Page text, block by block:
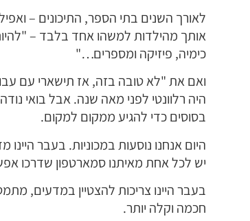
לאורך השנים בתי הספר, התיכונים –
אותך מהילדות למשהו אחד בלבד –
כימיה, פיזיקה ומספרים…"
ואם את "לא טובה בזה, אז תישארי עם
היה רלוונטי לפני מאה שנה.אבל בואי
בסוסים כדי להגיע ממקום למקום.
היום אנחנו נוסעות במכוניות. בעבר היינו
יש לכל אחת מאיתנו סמארטפון שדרכו
בעבר היינו צריכות להצטיין במדעים,
חכמה וקלה יותר.